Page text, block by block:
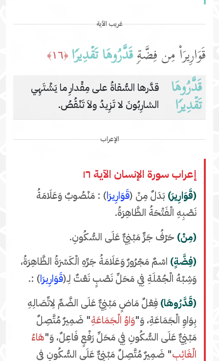
غريب الآية
قَوَارِیرَا۟ مِن فِضَّةࣲقَدَّرُوهَا تَقۡدِیرࣰا ﴿١٦﴾
قَدَّرُوهَا
تَقۡدِیرࣰا
قدَّرها السُّقاةُ على مِقْدارِ ما يَشْتَهِي
الشارِبُونَ لا تَزِيدُ ولاَ تَنْقُصُ.
الإعراب
إعراب سورة الإنسان الآية ١٦
(قَوَارِيرَ) بَدَلٌ مِنْ (قَوَارِيرَا) : مَنْصُوبٌ وَعَلَامَةُ
نَصْبِهِ الْفَتْحَةُ الظَّاهِرَةُ.
(مِنْ) حَرْفُ جَرٍّ مَبْنِيٌّ عَلَى السُّكُونِ.
(فِضَّةٍ) اسْمٌ مَجْرُورٌ وَعَلَامَةُ جَرِّهِ الْكَسْرَةُ الظَّاهِرَةُ،
وَشِبْهُ الْجُمْلَةِ فِي مَحَلِّ نَصْبٍ نَعْتٌ لِـ(قَوَارِيرَا) :.
(قَدَّرُوهَا) فِعْلٌ مَاضٍ مَبْنِيٌّ عَلَى الضَّمِّ لِاتِّصَالِهِ
بِوَاوِ الْجَمَاعَةِ، وَ"وَاوُ الْجَمَاعَةِ" ضَمِيرٌ مُتَّصِلٌ
مَبْنِيٌّ عَلَى السُّكُونِ فِي مَحَلِّ رَفْعٍ فَاعِلٌ، وَ"هَاءُ
الْغَائِبِ" ضَمِيرٌ مُتَّصِلٌ مَبْنِيٌّ عَلَى السُّكُونِ فِي